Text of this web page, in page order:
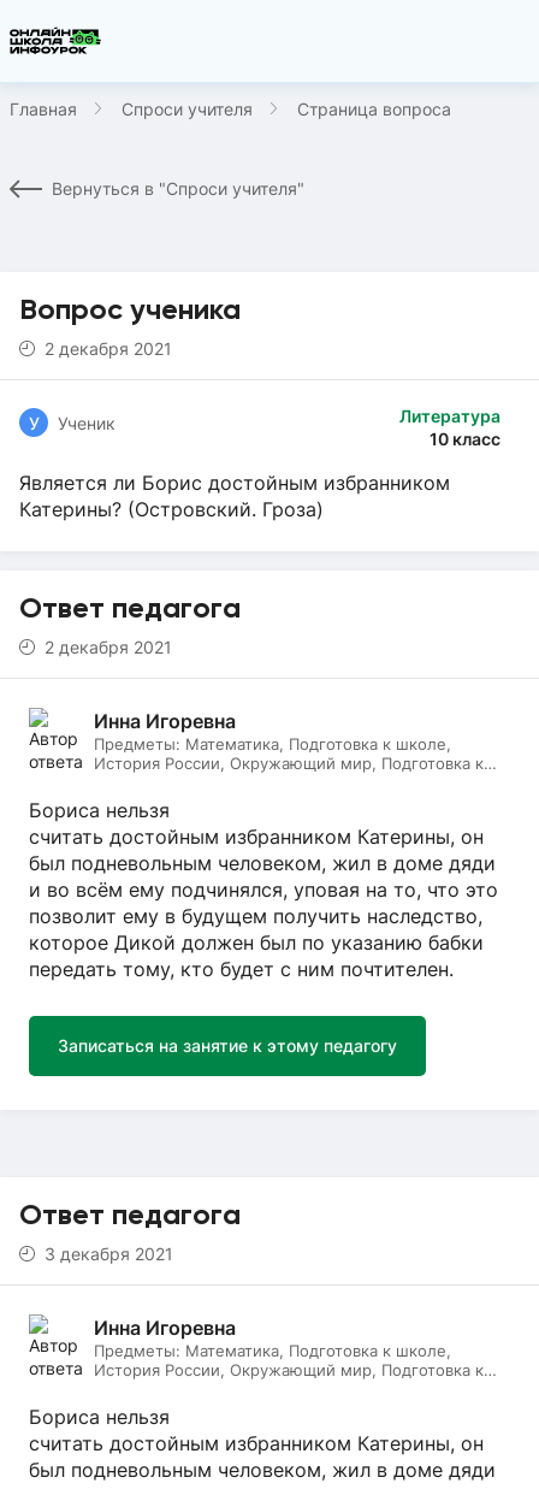
Главная Спроси учителя Страница вопроса
Вернуться в "Спроси учителя"
Вопрос ученика
2 декабря 2021
Литература
10 класс
У Ученик
Является ли Борис достойным избранником
Катерины? (Островский. Гроза)
Ответ педагога
2 декабря 2021
Инна Игоревна
Предметы: Математика, Подготовка к школе,
История России, Окружающий мир, Подготовка к
Литературное чтение, Подготовка к ОГЭ, Русский
язык
Бориса нельзя
считать достойным избранником Катерины, он
был подневольным человеком, жил в доме дяди
и во всём ему подчинялся, уповая на то, что это
позволит ему в будущем получить наследство,
которое Дикой должен был по указанию бабки
передать тому, кто будет с ним почтителен.
Записаться на занятие к этому педагогу
Ответ педагога
3 декабря 2021
Инна Игоревна
Предметы: Математика, Подготовка к школе,
История России, Окружающий мир, Подготовка к
Литературное чтение, Подготовка к ОГЭ, Русский
язык
Бориса нельзя
считать достойным избранником Катерины, он
был подневольным человеком, жил в доме дяди